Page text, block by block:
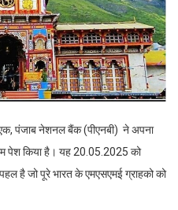
पंजाब नेशनल बैंक (पीएनबी) ने अपना
पेश किया है। यह 20.05.2025 को
है जो पूरे भारत के एमएसएमई ग्राहको को